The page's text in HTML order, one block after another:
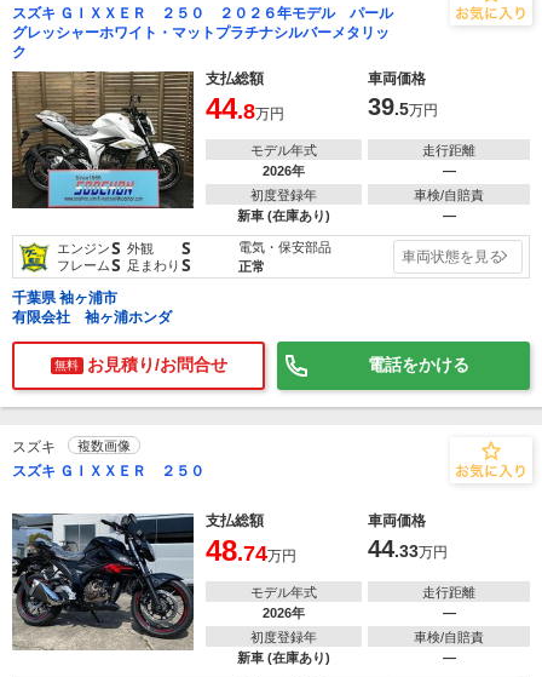
スズキ ＧＩＸＸＥＲ ２５０ ２０２６年モデル パール
グレッシャーホワイト・マットプラチナシルバーメタリッ
ク
支払総額
車両価格
44.8万円 39.5万円
モデル年式
2026年
走行距離
―
初度登録年
新車 (在庫あり)
車検/自賠責
―
エンジンS 外観 S
フレームS 足まわり S
電気・保安部品
正常
車両状態を見る
千葉県 袖ヶ浦市
有限会社 袖ヶ浦ホンダ
無料 お見積り/お問合せ 電話をかける
スズキ 複数画像
スズキ ＧＩＸＸＥＲ ２５０
支払総額 車両価格
48.74万円 44.33万円
モデル年式
2026年
走行距離
―
初度登録年
新車 (在庫あり)
車検/自賠責
―